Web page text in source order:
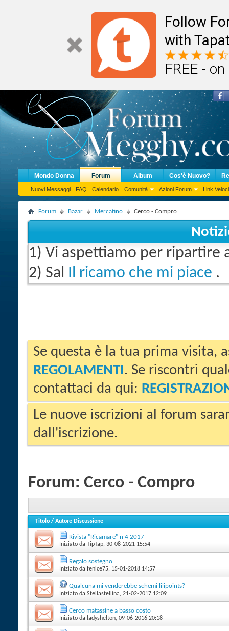
Follow
with
FREE -
Mondo Donna Forum
Nuovi Messaggi FAQ Calendario Comunità Azioni Forum Link Veloci
Album Cos'è Nuovo?
Forum Bazar Mercatino Cerco - Compro
1) Vi aspettiamo per ripartire
2) Sal Il ricamo che mi piace .
Se questa è la tua prima visita,
REGOLAMENTI. Se riscontri
contattaci da qui:
Le nuove iscrizioni al forum
dall'iscrizione.
Forum: Cerco - Compro
Titolo / Autore Discussione
Rivista "Ricamare" n 4 2017
Iniziato da TipTap‎, 30-08-2021 15:54
Regalo sostegno
Iniziato da fenice75‎, 15-01-2018 14:57
Qualcuna mi venderebbe schemi lilipoints?
Iniziato da Stellastellina‎, 21-02-2017 12:09
Cerco matassine a basso costo
Iniziato da ladyshelton‎, 09-06-2016 20:18